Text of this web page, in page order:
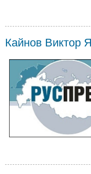
Кайнов Виктор